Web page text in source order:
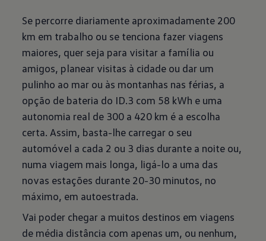
Se percorre diariamente aproximadamente 200
km em trabalho ou se tenciona fazer viagens
maiores, quer seja para visitar a família ou
amigos, planear visitas à cidade ou dar um
pulinho ao mar ou às montanhas nas férias, a
opção de bateria do ID.3 com 58 kWh e uma
autonomia real de 300 a 420 km é a escolha
certa. Assim, basta-lhe carregar o seu
automóvel a cada 2 ou 3 dias durante a noite ou,
numa viagem mais longa, ligá-lo a uma das
novas estações durante 20-30 minutos, no
máximo, em autoestrada.
Vai poder chegar a muitos destinos em viagens
de média distância com apenas um, ou nenhum,